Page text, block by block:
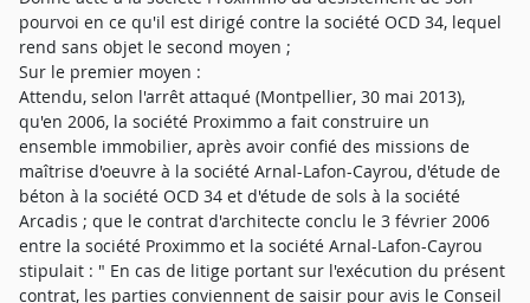
pourvoi en ce qu'il est dirigé contre la société OCD 34, lequel
rend sans objet le second moyen ;
Sur le premier moyen :
Attendu, selon l'arrêt attaqué (Montpellier, 30 mai 2013),
qu'en 2006, la société Proximmo a fait construire un
ensemble immobilier, après avoir confié des missions de
maîtrise d'oeuvre à la société Arnal-Lafon-Cayrou, d'étude de
béton à la société OCD 34 et d'étude de sols à la société
Arcadis ; que le contrat d'architecte conclu le 3 février 2006
entre la société Proximmo et la société Arnal-Lafon-Cayrou
stipulait : " En cas de litige portant sur l'exécution du présent
contrat, les parties conviennent de saisir pour avis le Conseil